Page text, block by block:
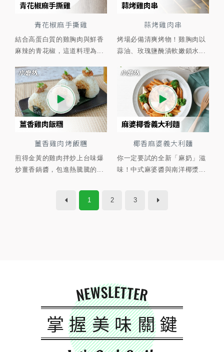
青花椒麻手撕雞
結合高蛋白質的雞胸肉與鮮香
麻辣的青花椒，這道料理為...
蒜烤雞肉串
烤場必備清爽烤物！雞胸肉以
蒜油、玫瑰鹽醃漬軟嫩鎖水...
薑香雞肉烤飯糰
煎得金黃的雞肉拌炒上台味爆
炒薑香鍋醬，包進熱騰騰的...
椰香麻婆義大利麵
你一定要試的全新「麻奶」滋
味！中式麻婆醬與南洋椰漿...
1 2 3
NEWSLETTER
掌握美味關鍵